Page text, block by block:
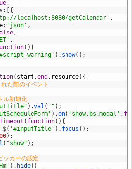
,
:
{
localhost:8080/getCalendar' ,
: 'json' ,
,
,
( ) {
warning' ) . show( ) ;
( start ,end , resource) {
た際のイベント
初期化
) .val ( "" ) ;
) .on( 'show.bs.modal' ,
( function( ) {
$( '#inputTitle' ) . focus ( ) ;
) ;
( "show" ) ;
カーの設定
) . hide( )